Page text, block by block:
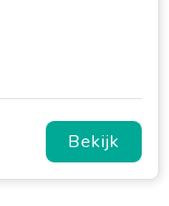
Bekijk